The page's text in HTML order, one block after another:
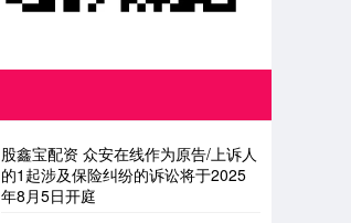
股鑫宝配资 众安在线作为原告/上诉人
的1起涉及保险纠纷的诉讼将于2025
年8月5日开庭